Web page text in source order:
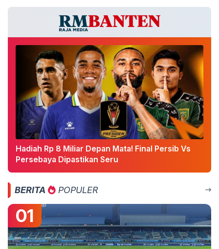
Hadiah Rp 8 Miliar Depan Mata! Final Persib Vs
Persebaya Dipastikan Seru
BERITA POPULER
01